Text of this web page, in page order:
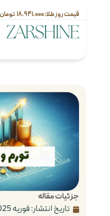
۱۸,۹۴۱,۰۰۰
جزئیات مقاله
تاریخ انتشار:فوریه 2025